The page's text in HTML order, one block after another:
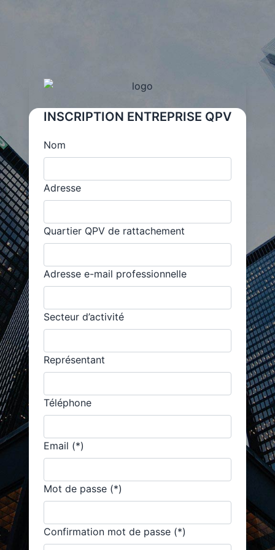
INSCRIPTION ENTREPRISE QPV
Nom
Adresse
Quartier QPV de rattachement
Adresse e-mail professionnelle
Secteur d’activité
Représentant
Téléphone
Email (*)
Mot de passe (*)
Confirmation mot de passe (*)